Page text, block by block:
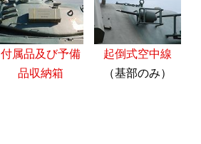
付属品及び予備
品収納箱
起倒式空中線
（基部のみ）